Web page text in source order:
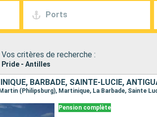
Ports
Vos critères de recherche :
Pride - Antilles
(Philipsburg), Martinique, La Barbade, Sainte
Pension complète